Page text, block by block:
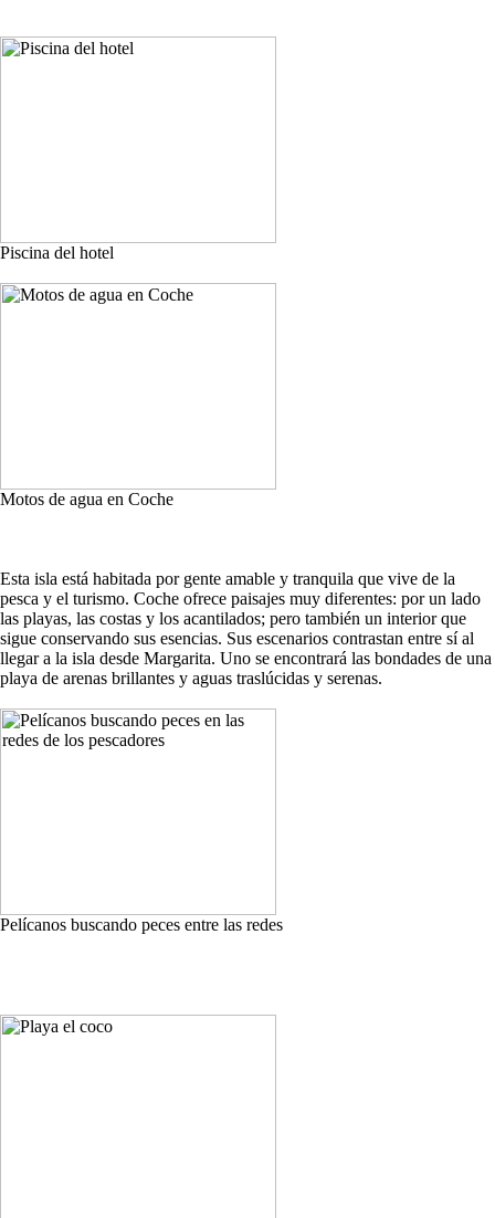
Piscina del hotel
Motos de agua en Coche
Esta isla está habitada por gente amable y tranquila que vive de la
pesca y el turismo. Coche ofrece paisajes muy diferentes: por un lado
las playas, las costas y los acantilados; pero también un interior que
sigue conservando sus esencias. Sus escenarios contrastan entre sí al
llegar a la isla desde Margarita. Uno se encontrará las bondades de una
playa de arenas brillantes y aguas traslúcidas y serenas.
Pelícanos buscando peces entre las redes